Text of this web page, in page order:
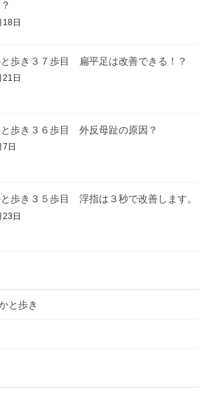
日
歩き３７歩目 扁平足は改善できる！？
日
歩き３６歩目 外反母趾の原因？
日
歩き３５歩目 浮指は３秒で改善します。
23日
と歩き